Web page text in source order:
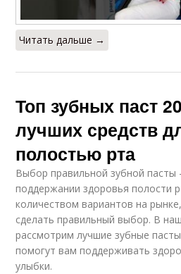
Читать дальше →
Топ зубных паст
лучших средств
полостью рта
Выбор правильной зубной
поддержании здоровья полости
количеством вариантов на
сделать правильный выбор. В
рассмотрим лучшие зубные
помогут вам поддерживать
улыбки.